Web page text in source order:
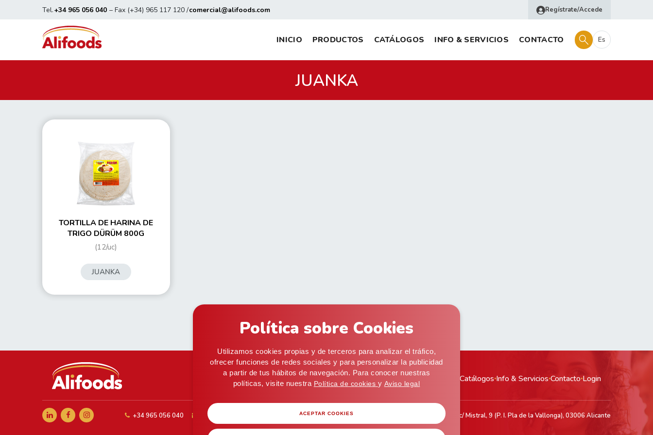
Política sobre Cookies
Utilizamos cookies propias y de terceros para analizar el tráfico,
ofrecer funciones de redes sociales y para personalizar la publicidad
a partir de tus hábitos de navegación. Para conocer nuestras
políticas, visite nuestra Política de cookies y Aviso legal
ACEPTAR COOKIES
Tel.+34 965 056 040 – Fax (+34) 965 117 120 /comercial@alifoods.com Regístrate/Accede
INICIO PRODUCTOS CATÁLOGOS INFO & SERVICIOS CONTACTO Es
JUANKA
TORTILLA DE HARINA DE
TRIGO DÜRÜM 800G
(12/uc)
JUANKA
Inicio·Productos Catálogos·Info & Servicios·Contacto·Login
+34 965 056 040 comercial@alifoods.com C/ Artes Graficas, 5, 03008 Alicante (ESPAÑA) · Almacén: c/ Mistral, 9 (P. I. Pla de la Vallonga), 03006 Alicante